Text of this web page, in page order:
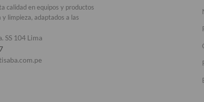
calidad en equipos y productos
limpieza, adaptados a las
SS 104 Lima